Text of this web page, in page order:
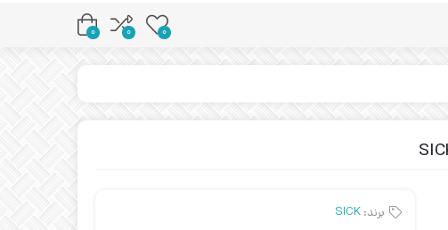
0
0
0
برند: SICK